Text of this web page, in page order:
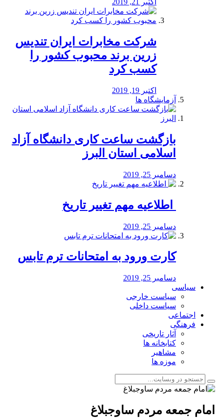
اکتبر 21, 2019
شرکت مخابرات ایران تندیس
زرین برند محبوب کشور را
کسب کرد
اکتبر 19, 2019
آزمایشگاه ها
بازگشت ساعت کاری دانشگاه آزاد
اسلامی استان البرز
دسامبر 25, 2019
️ اطلاعیه مهم تغییر تاریخ
دسامبر 25, 2019
کارت ورود به امتحانات ترم تابس
دسامبر 25, 2019
سیاسی
سیاست خارجی
سیاست داخلی
اجتماعی
فرهنگی
آثار تاریخی
کتابخانه ها
مشاهیر
موزه ها
امام جمعه مردم ساوجبلاغ